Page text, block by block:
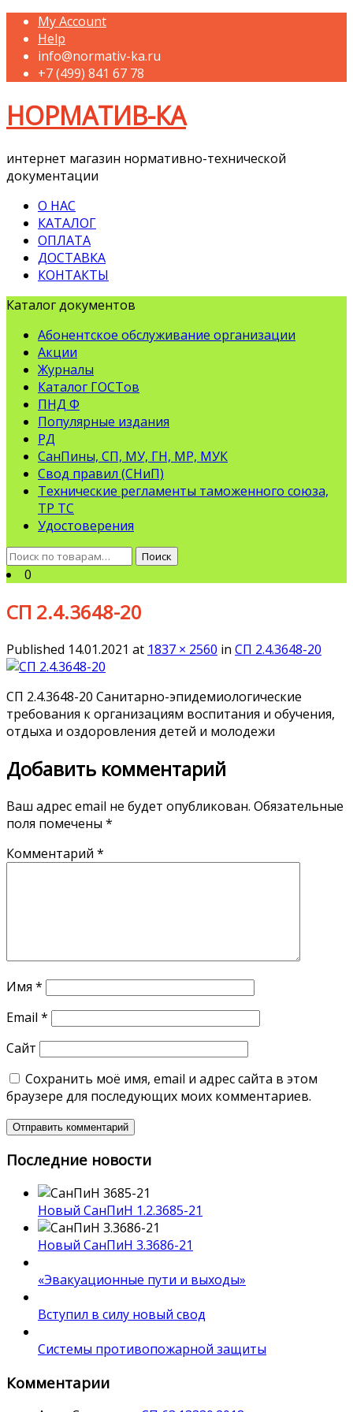
My Account
Help
info@normativ-ka.ru
+7 (499) 841 67 78
НОРМАТИВ-КА
интернет магазин нормативно-технической
документации
О НАС
КАТАЛОГ
ОПЛАТА
ДОСТАВКА
КОНТАКТЫ
Каталог документов
Абонентское обслуживание организации
Акции
Журналы
Каталог ГОСТов
ПНД Ф
Популярные издания
РД
СанПины, СП, МУ, ГН, МР, МУК
Свод правил (СНиП)
Технические регламенты таможенного союза,
ТР ТС
Удостоверения
Искать:
Поиск
0
СП 2.4.3648-20
Published 14.01.2021 at 1837 × 2560 in СП 2.4.3648-20
СП 2.4.3648-20 Санитарно-эпидемиологические
требования к организациям воспитания и обучения,
отдыха и оздоровления детей и молодежи
Добавить комментарий
Ваш адрес email не будет опубликован. Обязательные
поля помечены *
Комментарий *
Имя *
Email *
Сайт
Сохранить моё имя, email и адрес сайта в этом
браузере для последующих моих комментариев.
Последние новости
Новый СанПиН 1.2.3685-21
Новый СанПиН 3.3686-21
«Эвакуационные пути и выходы»
Вступил в силу новый свод
Системы противопожарной защиты
Комментарии